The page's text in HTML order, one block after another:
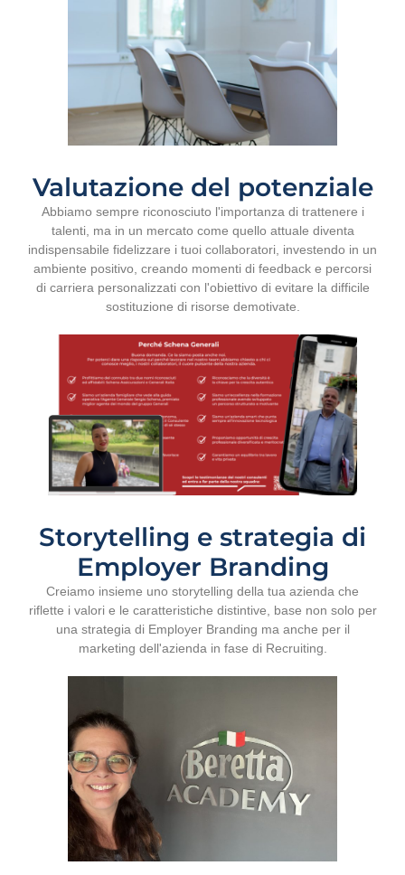
Valutazione del potenziale
Abbiamo sempre riconosciuto l'importanza di trattenere i
talenti, ma in un mercato come quello attuale diventa
indispensabile fidelizzare i tuoi collaboratori, investendo in un
ambiente positivo, creando momenti di feedback e percorsi
di carriera personalizzati con l'obiettivo di evitare la difficile
sostituzione di risorse demotivate.
Storytelling e strategia di
Employer Branding
Creiamo insieme uno storytelling della tua azienda che
riflette i valori e le caratteristiche distintive, base non solo per
una strategia di Employer Branding ma anche per il
marketing dell'azienda in fase di Recruiting.